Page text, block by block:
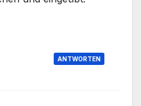
ANTWORTEN